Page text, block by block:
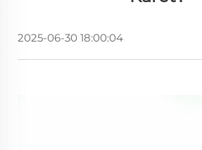
2025-06-30 18:00:04